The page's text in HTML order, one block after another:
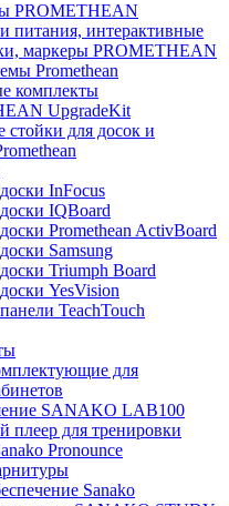
PROMETHEAN
питания, интерактивные
маркеры PROMETHEAN
Promethean
комплекты
UpgradeKit
стойки для досок и
InFocus
IQBoard
Promethean ActivBoard
Samsung
Triumph Board
YesVision
TeachTouch
для
SANAKO LAB100
плеер для тренировки
Pronounce
Sanako